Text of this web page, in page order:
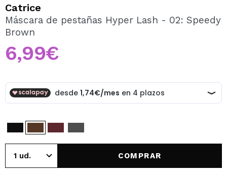
Al crear una cuenta en Maquillalia.com podrás realizar
tus compras rápidamente, revisar el estado de tus
Catrice
Máscara de pestañas Hyper Lash - 02: Speedy
Brown
6,99€
COMPRAR